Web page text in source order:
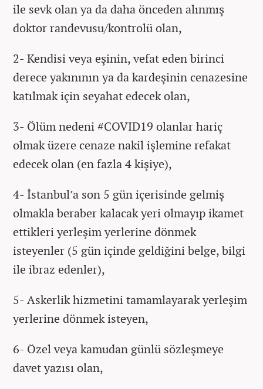
ile sevk olan ya da daha önceden alınmış
doktor randevusu/kontrolü olan,
2- Kendisi veya eşinin, vefat eden birinci
derece yakınının ya da kardeşinin cenazesine
katılmak için seyahat edecek olan,
3- Ölüm nedeni #COVID19 olanlar hariç
olmak üzere cenaze nakil işlemine refakat
edecek olan (en fazla 4 kişiye),
4- İstanbul’a son 5 gün içerisinde gelmiş
olmakla beraber kalacak yeri olmayıp ikamet
ettikleri yerleşim yerlerine dönmek
isteyenler (5 gün içinde geldiğini belge, bilgi
ile ibraz edenler),
5- Askerlik hizmetini tamamlayarak yerleşim
yerlerine dönmek isteyen,
6- Özel veya kamudan günlü sözleşmeye
davet yazısı olan,